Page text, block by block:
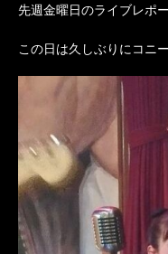
先週金曜日のライブレポ
この日は久しぶりにコニ